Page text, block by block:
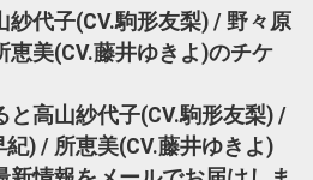
紗代子(CV.駒形友梨) / 野々原
恵美(CV.藤井ゆきよ)のチケ
と高山紗代子(CV.駒形友梨) /
) / 所恵美(CV.藤井ゆきよ)